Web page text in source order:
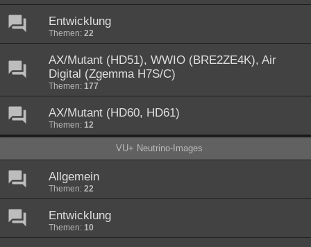
Entwicklung
Themen: 22
AX/Mutant (HD51), WWIO (BRE2ZE4K), Air
Digital (Zgemma H7S/C)
Themen: 177
AX/Mutant (HD60, HD61)
Themen: 12
VU+ Neutrino-Images
Allgemein
Themen: 22
Entwicklung
Themen: 10